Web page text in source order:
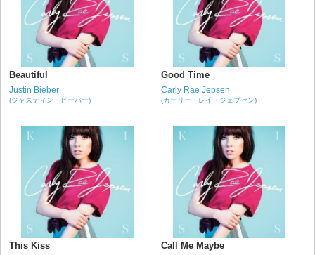
Beautiful
Justin Bieber
(ジャスティン・ビーバー)
Good Time
Carly Rae Jepsen
(カーリー・レイ・ジェプセン)
This Kiss Call Me Maybe